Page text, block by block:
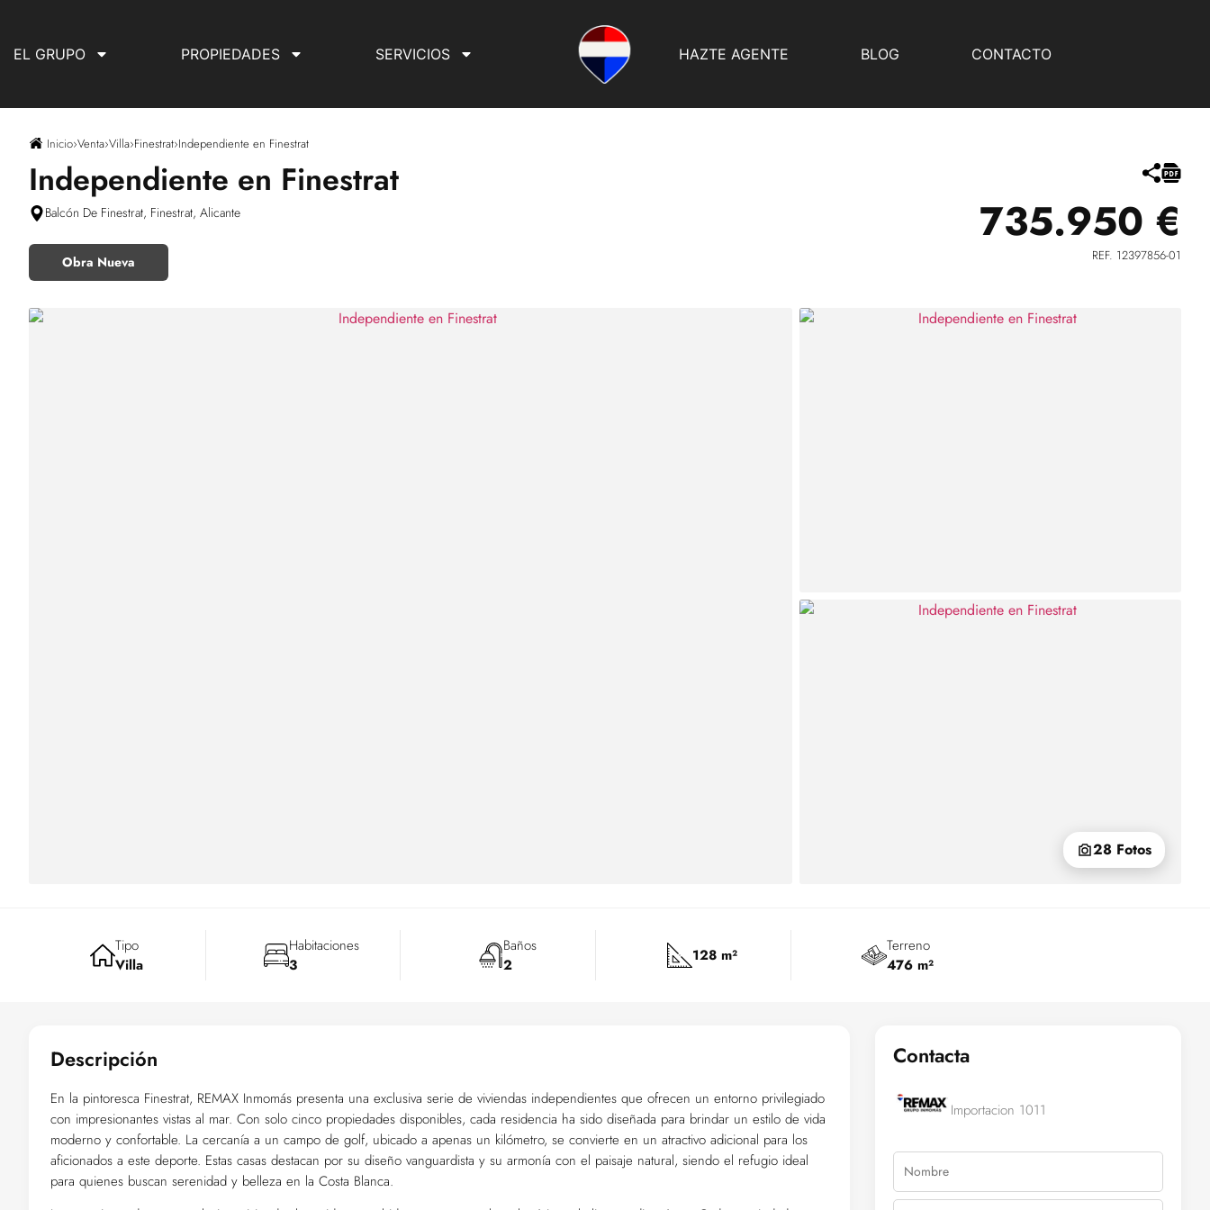
EL GRUPO PROPIEDADES SERVICIOS HAZTE AGENTE BLOG CONTACTO
Inicio›Venta›Villa›Finestrat›Independiente en Finestrat
Independiente en Finestrat
Balcón De Finestrat, Finestrat, Alicante
Obra Nueva
735.950 €
REF. 12397856-01
28 Fotos
Tipo
Villa
Habitaciones
3
Baños
2
128 m²
Terreno
476 m²
Descripción
En la pintoresca Finestrat, REMAX Inmomás presenta una exclusiva serie de viviendas independientes que ofrecen un entorno privilegiado
con impresionantes vistas al mar. Con solo cinco propiedades disponibles, cada residencia ha sido diseñada para brindar un estilo de vida
moderno y confortable. La cercanía a un campo de golf, ubicado a apenas un kilómetro, se convierte en un atractivo adicional para los
aficionados a este deporte. Estas casas destacan por su diseño vanguardista y su armonía con el paisaje natural, siendo el refugio ideal
para quienes buscan serenidad y belleza en la Costa Blanca.
Contacta
Importacion 1011